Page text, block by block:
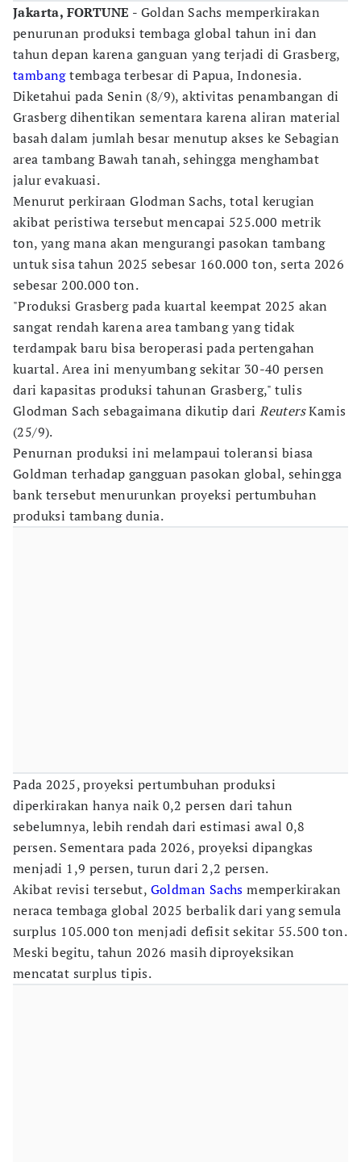
Jakarta, FORTUNE - Goldan Sachs memperkirakan
penurunan produksi tembaga global tahun ini dan
tahun depan karena ganguan yang terjadi di Grasberg,
tambangtembaga terbesar di Papua, Indonesia.
Diketahui pada Senin (8/9), aktivitas penambangan di
Grasberg dihentikan sementara karena aliran material
basah dalam jumlah besar menutup akses ke Sebagian
area tambang Bawah tanah, sehingga menghambat
jalur evakuasi.
Menurut perkiraan Glodman Sachs, total kerugian
akibat peristiwa tersebut mencapai 525.000 metrik
ton, yang mana akan mengurangi pasokan tambang
untuk sisa tahun 2025 sebesar 160.000 ton, serta 2026
sebesar 200.000 ton.
"Produksi Grasberg pada kuartal keempat 2025 akan
sangat rendah karena area tambang yang tidak
terdampak baru bisa beroperasi pada pertengahan
kuartal. Area ini menyumbang sekitar 30-40 persen
dari kapasitas produksi tahunan Grasberg," tulis
Glodman Sach sebagaimana dikutip dariReutersKamis
(25/9).
Penurnan produksi ini melampaui toleransi biasa
Goldman terhadap gangguan pasokan global, sehingga
bank tersebut menurunkan proyeksi pertumbuhan
produksi tambang dunia.
Pada 2025, proyeksi pertumbuhan produksi
diperkirakan hanya naik 0,2 persen dari tahun
sebelumnya, lebih rendah dari estimasi awal 0,8
persen. Sementara pada 2026, proyeksi dipangkas
menjadi 1,9 persen, turun dari 2,2 persen.
Akibat revisi tersebut, Goldman Sachs memperkirakan
neraca tembaga global 2025 berbalik dari yang semula
surplus 105.000 ton menjadi defisit sekitar 55.500 ton.
Meski begitu, tahun 2026 masih diproyeksikan
mencatat surplus tipis.